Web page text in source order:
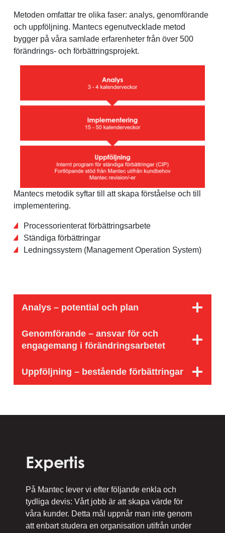
Metoden omfattar tre olika faser: analys, genomförande
och uppföljning. Mantecs egenutvecklade metod
bygger på våra samlade erfarenheter från över 500
förändrings- och förbättringsprojekt.
Mantecs metodik syftar till att skapa förståelse och till
implementering.
Processorienterat förbättringsarbete
Ständiga förbättringar
Ledningssystem (Management Operation System)
Analys – potential och plan
Genomförande – ansvar för och
engagemang i förändringsarbetet
Uppföljning – bestående förbättringar
Expertis
På Mantec lever vi efter följande enkla och
tydliga devis: Vårt jobb är att skapa värde för
våra kunder. Detta mål uppnår man inte genom
att enbart studera en organisation utifrån under